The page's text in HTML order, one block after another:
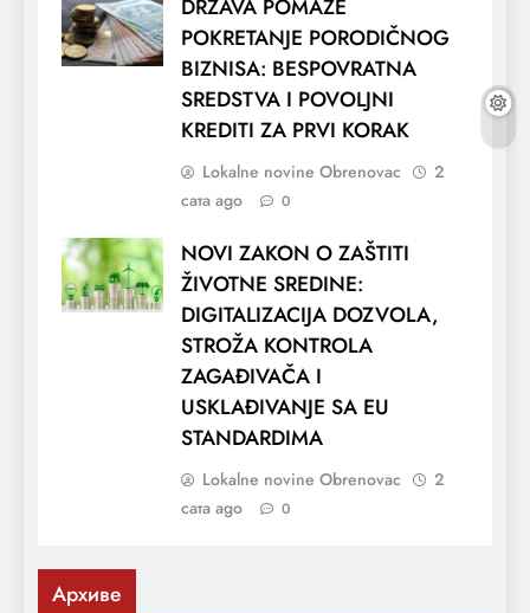
DRŽAVA POMAŽE
POKRETANJE PORODIČNOG
BIZNISA: BESPOVRATNA
SREDSTVA I POVOLJNI
KREDITI ZA PRVI KORAK
Lokalne novine Obrenovac
2
сата ago
0
NOVI ZAKON O ZAŠTITI
ŽIVOTNE SREDINE:
DIGITALIZACIJA DOZVOLA,
STROŽA KONTROLA
ZAGAĐIVAČA I
USKLAĐIVANJE SA EU
STANDARDIMA
Lokalne novine Obrenovac
2
сата ago
0
Архиве